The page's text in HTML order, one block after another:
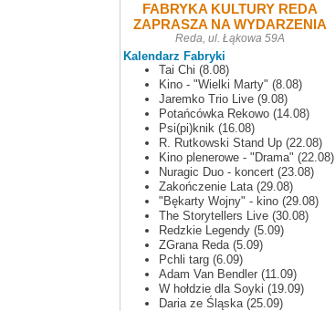
FABRYKA KULTURY REDA
ZAPRASZA NA WYDARZENIA
Reda, ul. Łąkowa 59A
Kalendarz Fabryki
Tai Chi (8.08)
Kino - "Wielki Marty" (8.08)
Jaremko Trio Live (9.08)
Potańcówka Rekowo (14.08)
Psi(pi)knik (16.08)
R. Rutkowski Stand Up (22.08)
Kino plenerowe - "Drama" (22.08)
Nuragic Duo - koncert (23.08)
Zakończenie Lata (29.08)
"Bękarty Wojny" - kino (29.08)
The Storytellers Live (30.08)
Redzkie Legendy (5.09)
ZGrana Reda (5.09)
Pchli targ (6.09)
Adam Van Bendler (11.09)
W hołdzie dla Soyki (19.09)
Daria ze Śląska (25.09)